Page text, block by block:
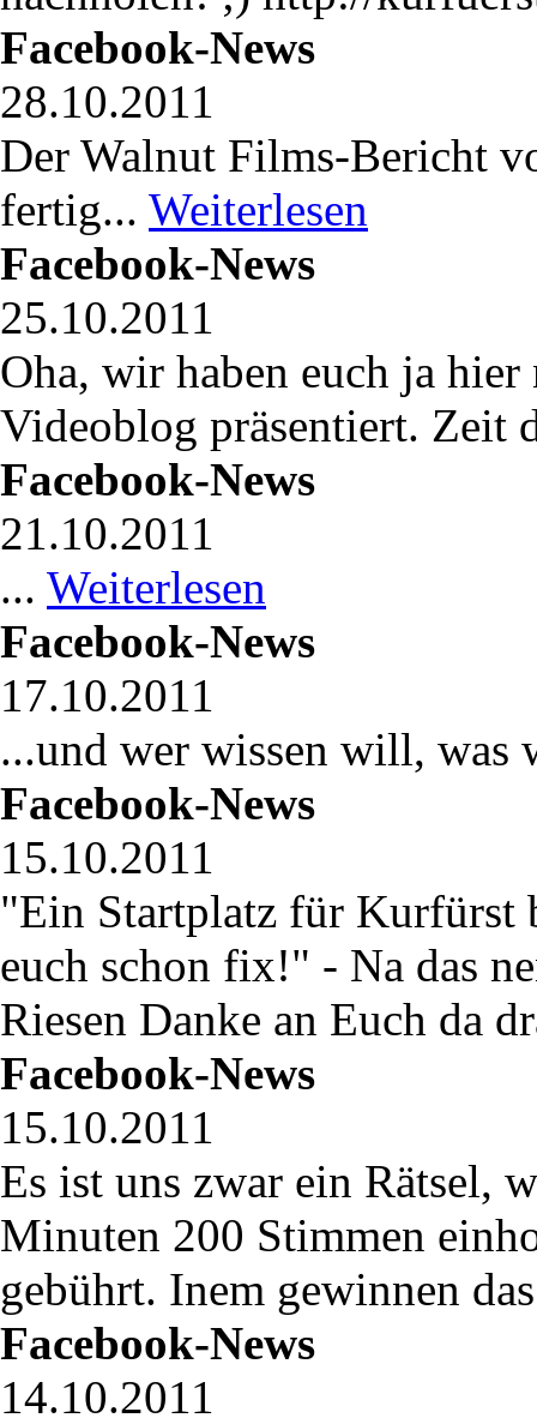
Facebook-News
28.10.2011
Der Walnut Films-Bericht
fertig... Weiterlesen
Facebook-News
25.10.2011
Oha, wir haben euch ja
Videoblog präsentiert. Zeit
Facebook-News
21.10.2011
... Weiterlesen
Facebook-News
17.10.2011
...und wer wissen will, was
Facebook-News
15.10.2011
"Ein Startplatz für Kurfürst
euch schon fix!" - Na das
Riesen Danke an Euch da
Facebook-News
15.10.2011
Es ist uns zwar ein Rätsel,
Minuten 200 Stimmen
gebührt. Inem gewinnen
Facebook-News
14.10.2011